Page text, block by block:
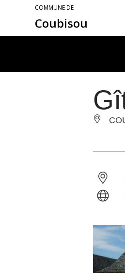
COMMUNE DE
Coubisou